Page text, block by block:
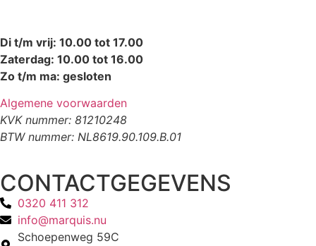
Di t/m vrij: 10.00 tot 17.00
Zaterdag: 10.00 tot 16.00
Zo t/m ma: gesloten
Algemene voorwaarden
KVK nummer: 81210248
BTW nummer: NL8619.90.109.B.01
CONTACTGEGEVENS
0320 411 312
info@marquis.nu
Schoepenweg 59C